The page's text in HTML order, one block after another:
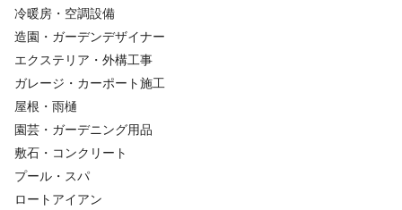
冷暖房・空調設備
造園・ガーデンデザイナー
エクステリア・外構工事
ガレージ・カーポート施工
屋根・雨樋
園芸・ガーデニング用品
敷石・コンクリート
プール・スパ
ロートアイアン